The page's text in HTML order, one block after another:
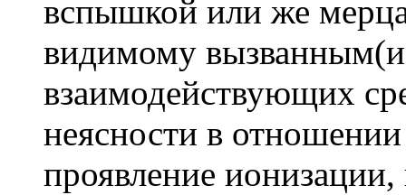
вспышкой или же
видимому
взаимодействующих
неясности в отношении
проявление